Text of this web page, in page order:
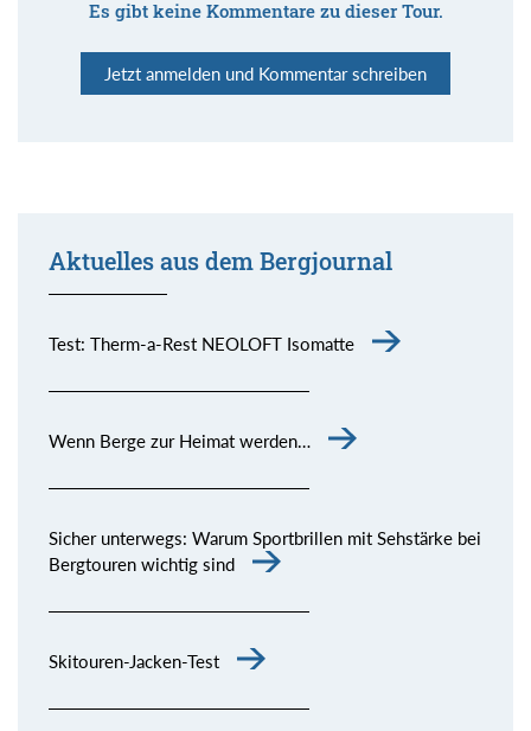
Es gibt keine Kommentare zu dieser Tour.
Jetzt anmelden und Kommentar schreiben
Aktuelles aus dem Bergjournal
Test: Therm-a-Rest NEOLOFT Isomatte
Wenn Berge zur Heimat werden…
Sicher unterwegs: Warum Sportbrillen mit Sehstärke bei
Bergtouren wichtig sind
Skitouren-Jacken-Test